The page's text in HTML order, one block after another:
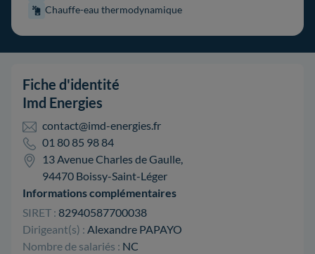
Chauffe-eau thermodynamique
Fiche d'identité
Imd Energies
contact@imd-energies.fr
01 80 85 98 84
13 Avenue Charles de Gaulle,
94470 Boissy-Saint-Léger
Informations complémentaires
SIRET : 82940587700038
Dirigeant(s) : Alexandre PAPAYO
Nombre de salariés : NC